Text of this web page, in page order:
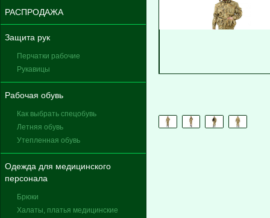
РАСПРОДАЖА
Защита рук
Перчатки рабочие
Рукавицы
Рабочая обувь
Как выбрать спецобувь
Летняя обувь
Утепленная обувь
Одежда для медицинского
персонала
Брюки
Халаты, платья медицинские